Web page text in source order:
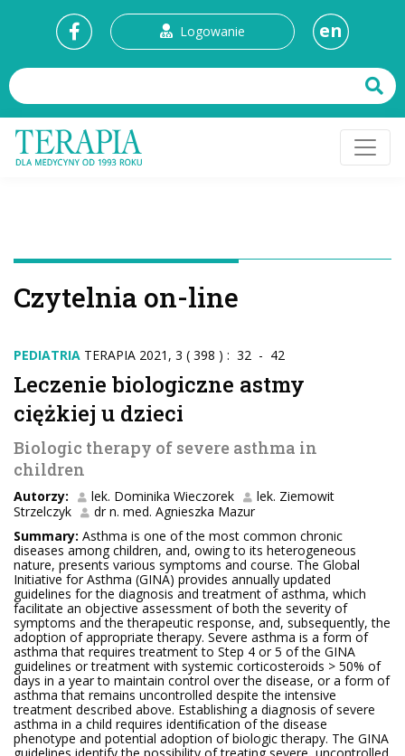
Logowanie en
Czytelnia on-line
PEDIATRIA TERAPIA 2021, 3 ( 398 ) : 32 - 42
Leczenie biologiczne astmy
ciężkiej u dzieci
Biologic therapy of severe asthma in
children
Autorzy: lek. Dominika Wieczorek
lek. Ziemowit
Strzelczyk
dr n. med. Agnieszka Mazur
Summary: Asthma is one of the most common chronic
diseases among children, and, owing to its heterogeneous
nature, presents various symptoms and course. The Global
Initiative for Asthma (GINA) provides annually updated
guidelines for the diagnosis and treatment of asthma, which
facilitate an objective assessment of both the severity of
symptoms and the therapeutic response, and, subsequently, the
adoption of appropriate therapy. Severe asthma is a form of
asthma that requires treatment to Step 4 or 5 of the GINA
guidelines or treatment with systemic corticosteroids > 50% of
days in a year to maintain control over the disease, or a form of
asthma that remains uncontrolled despite the intensive
treatment described above. Establishing a diagnosis of severe
asthma in a child requires identiﬁcation of the disease
phenotype and potential adoption of biologic therapy. The GINA